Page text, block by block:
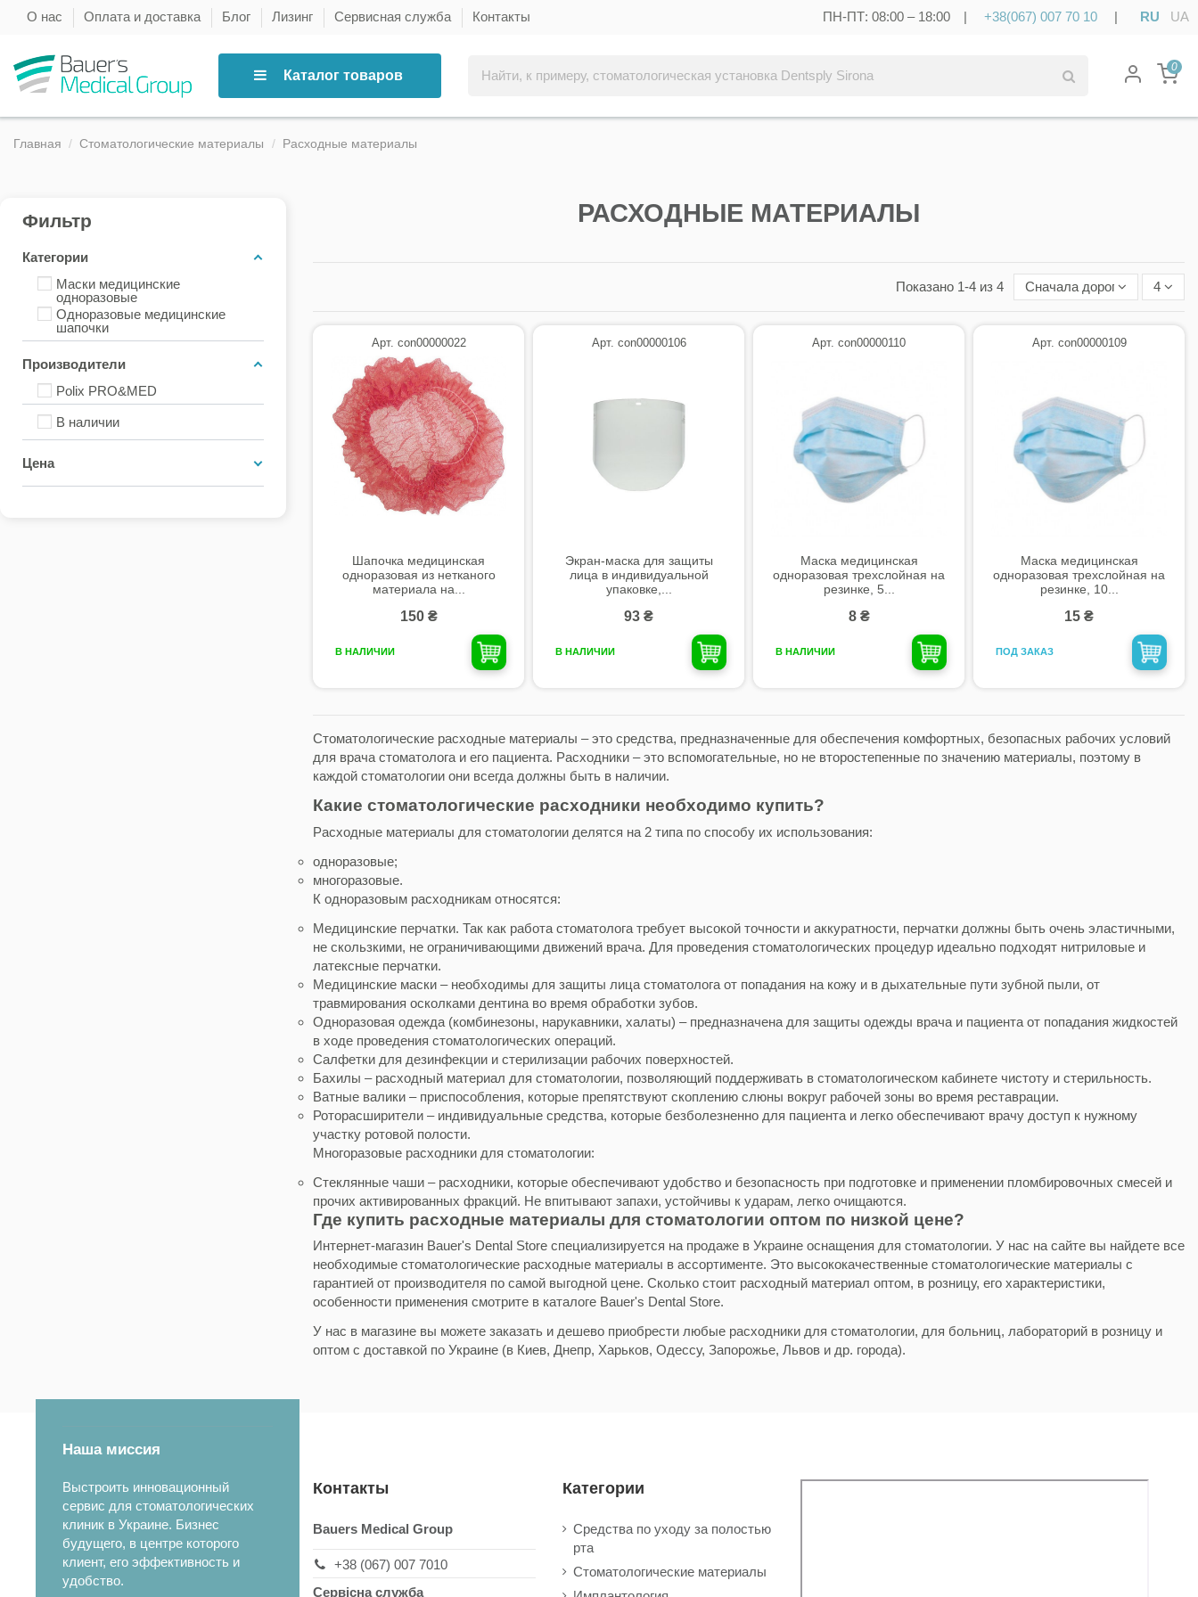
О нас Оплата и доставка Блог Лизинг Сервисная служба Контакты ПН-ПТ: 08:00 – 18:00 | +38(067) 007 70 10 | RU UA
Каталог товаров
0
Главная Стоматологические материалы Расходные материалы
Фильтр
Категории
Маски медицинские
одноразовые
Одноразовые медицинские
шапочки
Производители
Polix PRO&MED
В наличии
Цена
РАСХОДНЫЕ МАТЕРИАЛЫ
Показано 1-4 из 4 Сначала дорогие 4
Арт. con00000022
Шапочка медицинская
одноразовая из нетканого
материала на...
150 ₴
В НАЛИЧИИ
Арт. con00000106
Экран-маска для защиты
лица в индивидуальной
упаковке,...
93 ₴
В НАЛИЧИИ
Арт. con00000110
Маска медицинская
одноразовая трехслойная на
резинке, 5...
8 ₴
В НАЛИЧИИ
Арт. con00000109
Маска медицинская
одноразовая трехслойная на
резинке, 10...
15 ₴
ПОД ЗАКАЗ
Стоматологические расходные материалы – это средства, предназначенные для обеспечения комфортных, безопасных рабочих условий
для врача стоматолога и его пациента. Расходники – это вспомогательные, но не второстепенные по значению материалы, поэтому в
каждой стоматологии они всегда должны быть в наличии.
Какие стоматологические расходники необходимо купить?
Расходные материалы для стоматологии делятся на 2 типа по способу их использования:
одноразовые;
многоразовые.
К одноразовым расходникам относятся:
Медицинские перчатки. Так как работа стоматолога требует высокой точности и аккуратности, перчатки должны быть очень эластичными,
не скользкими, не ограничивающими движений врача. Для проведения стоматологических процедур идеально подходят нитриловые и
латексные перчатки.
Медицинские маски – необходимы для защиты лица стоматолога от попадания на кожу и в дыхательные пути зубной пыли, от
травмирования осколками дентина во время обработки зубов.
Одноразовая одежда (комбинезоны, нарукавники, халаты) – предназначена для защиты одежды врача и пациента от попадания жидкостей
в ходе проведения стоматологических операций.
Салфетки для дезинфекции и стерилизации рабочих поверхностей.
Бахилы – расходный материал для стоматологии, позволяющий поддерживать в стоматологическом кабинете чистоту и стерильность.
Ватные валики – приспособления, которые препятствуют скоплению слюны вокруг рабочей зоны во время реставрации.
Роторасширители – индивидуальные средства, которые безболезненно для пациента и легко обеспечивают врачу доступ к нужному
участку ротовой полости.
Многоразовые расходники для стоматологии:
Стеклянные чаши – расходники, которые обеспечивают удобство и безопасность при подготовке и применении пломбировочных смесей и
прочих активированных фракций. Не впитывают запахи, устойчивы к ударам, легко очищаются.
Где купить расходные материалы для стоматологии оптом по низкой цене?
Интернет-магазин Bauer's Dental Store специализируется на продаже в Украине оснащения для стоматологии. У нас на сайте вы найдете все
необходимые стоматологические расходные материалы в ассортименте. Это высококачественные стоматологические материалы с
гарантией от производителя по самой выгодной цене. Сколько стоит расходный материал оптом, в розницу, его характеристики,
особенности применения смотрите в каталоге Bauer's Dental Store.
У нас в магазине вы можете заказать и дешево приобрести любые расходники для стоматологии, для больниц, лабораторий в розницу и
оптом с доставкой по Украине (в Киев, Днепр, Харьков, Одессу, Запорожье, Львов и др. города).
Наша миссия
Выстроить инновационный
сервис для стоматологических
клиник в Украине. Бизнес
будущего, в центре которого
клиент, его эффективность и
удобство.
Контакты
Bauers Medical Group
+38 (067) 007 7010
Сервісна служба
Категории
Средства по уходу за полостью
рта
Стоматологические материалы